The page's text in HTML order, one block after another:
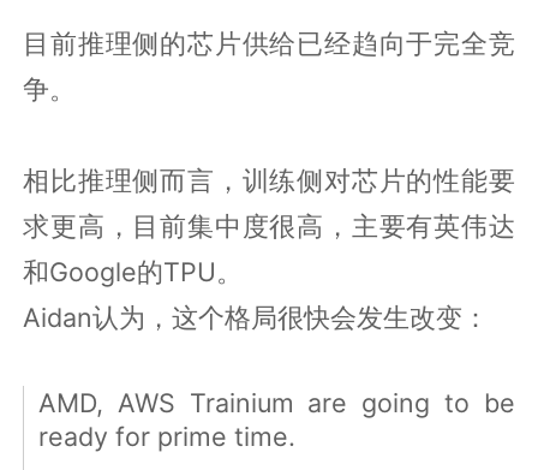
目前推理侧的芯片供给已经趋向于完全竞
争。
相比推理侧而言，训练侧对芯片的性能要
求更高，目前集中度很高，主要有英伟达
和Google的TPU。
Aidan认为，这个格局很快会发生改变：
AMD, AWS Trainium are going to be
ready for prime time.